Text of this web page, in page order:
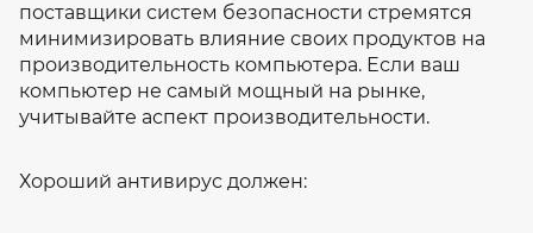
поставщики систем безопасности стремятся
минимизировать влияние своих продуктов на
производительность компьютера. Если ваш
компьютер не самый мощный на рынке,
учитывайте аспект производительности.
Хороший антивирус должен: